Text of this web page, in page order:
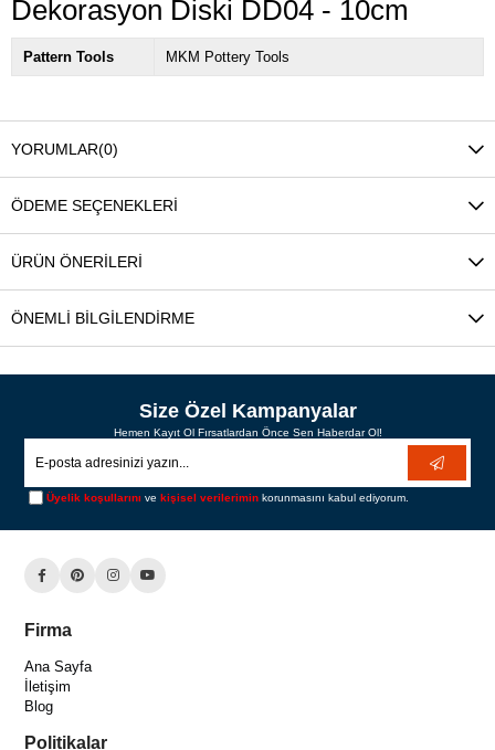
Dekorasyon Diski DD04 - 10cm
Pattern Tools MKM Pottery Tools
YORUMLAR(0)
ÖDEME SEÇENEKLERI
ÜRÜN ÖNERILERI
ÖNEMLI BILGILENDIRME
Size Özel Kampanyalar
Hemen Kayıt Ol Fırsatlardan Önce Sen Haberdar Ol!
Üyelik koşullarını vekişisel verilerimin korunmasını kabul ediyorum.
Firma
Ana Sayfa
İletişim
Blog
Politikalar